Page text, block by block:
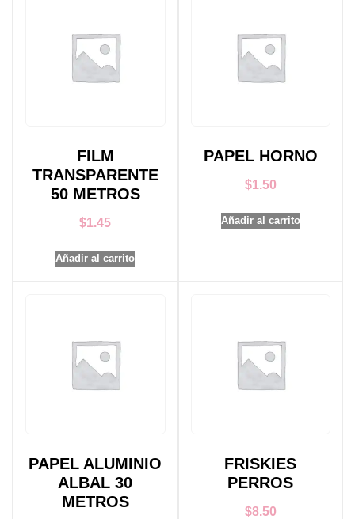
FILM
TRANSPARENTE
50 METROS
$1.45
Añadir al carrito
PAPEL HORNO
$1.50
Añadir al carrito
PAPEL ALUMINIO
ALBAL 30
METROS
FRISKIES
PERROS
$8.50